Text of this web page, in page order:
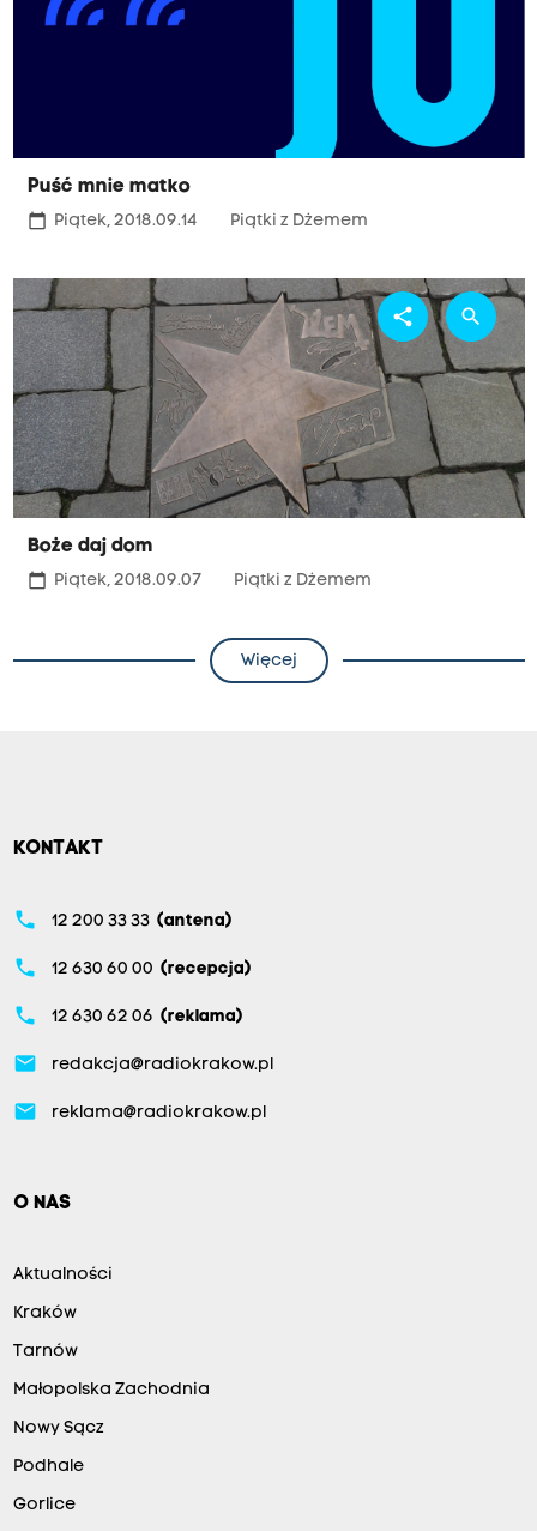
Puść mnie matko
calendar_today Piątek, 2018.09.14 Piątki z Dżemem
Boże daj dom
calendar_today Piątek, 2018.09.07 Piątki z Dżemem
share search
Więcej
KONTAKT
phone 12 200 33 33 (antena)
phone 12 630 60 00 (recepcja)
phone 12 630 62 06 (reklama)
email redakcja@radiokrakow.pl
email reklama@radiokrakow.pl
O NAS
Aktualności
Kraków
Tarnów
Małopolska Zachodnia
Nowy Sącz
Podhale
Gorlice